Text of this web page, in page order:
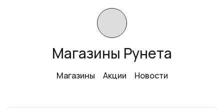
Магазины Рунета
Магазины Акции Новости